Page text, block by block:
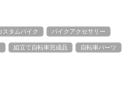
スタムバイク バイクアクセサリー
組立て自転車完成品 自転車パーツ